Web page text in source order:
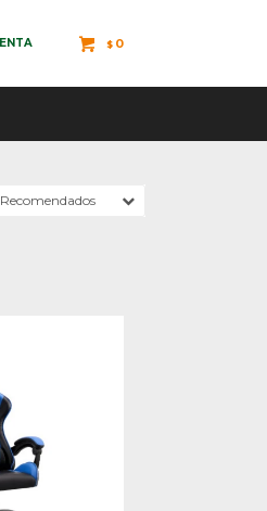
$ 0
Recomendados